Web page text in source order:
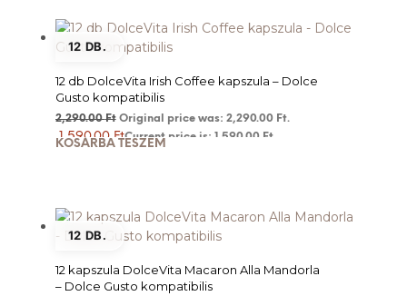
12 DB.
12 db DolceVita Irish Coffee kapszula – Dolce
Gusto kompatibilis
2,290.00Ft Original price was: 2,290.00 Ft.
1,590.00FtCurrent price is: 1,590.00 Ft.
KOSÁRBA TESZEM
12 DB.
12 kapszula DolceVita Macaron Alla Mandorla
– Dolce Gusto kompatibilis